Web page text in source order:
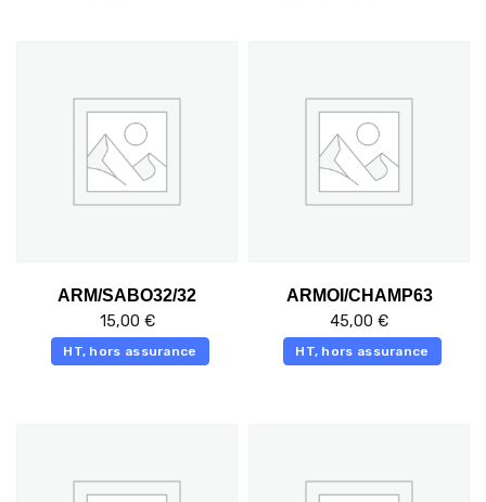
ARM/SABO32/32
15,00 €
HT, hors assurance
ARMOI/CHAMP63
45,00 €
HT, hors assurance